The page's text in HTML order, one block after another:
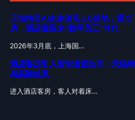
天猫精灵AI未来酒店5.0落地：通义
房，酒店业迎来”数字员工”时代
2026年3月底，上海国…
酒店客房引入智能语音助手：天猫
与实际效果
进入酒店客房，客人对着床…